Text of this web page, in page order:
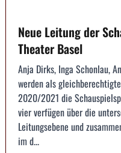
Neue Leitung der
Theater Basel
Anja Dirks, Inga Schonlau,
werden als
2020/2021 die
vier verfügen über die
Leitungsebene und
im d...